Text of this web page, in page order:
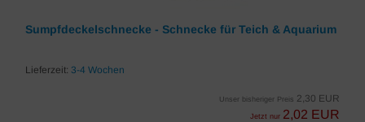
Sumpfdeckelschnecke - Schnecke für Teich & Aquarium
Lieferzeit: 3-4 Wochen
Unser bisheriger Preis 2,30 EUR
Jetzt nur 2,02 EUR